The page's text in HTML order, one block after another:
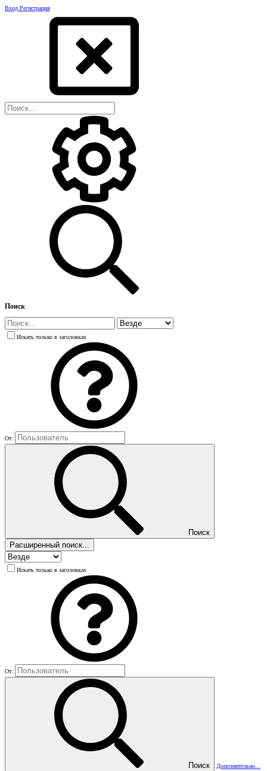
Вход Регистрация
Поиск
Искать только в заголовках
От:
Поиск
Расширенный поиск...
Искать только в заголовках
От:
Поиск Дополнительно...